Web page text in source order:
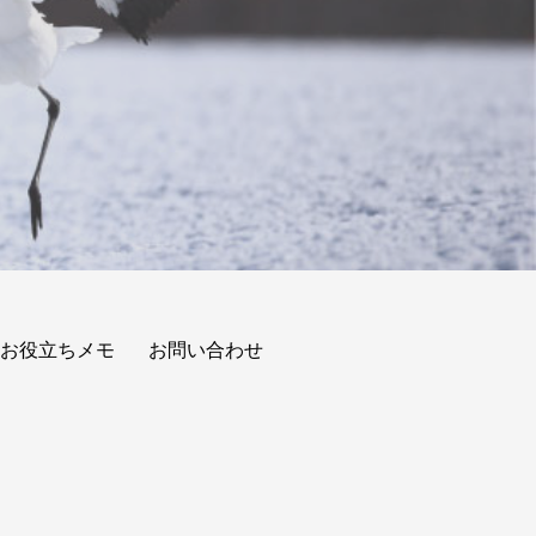
お役立ちメモ お問い合わせ